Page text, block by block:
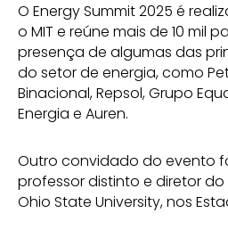
O Energy Summit 2025 é
o MIT e reúne mais de 10 mil
presença de algumas das
do setor de energia, como
Binacional, Repsol, Grupo
Energia e Auren.
Outro convidado do evento
professor distinto e diretor do
Ohio State University, nos